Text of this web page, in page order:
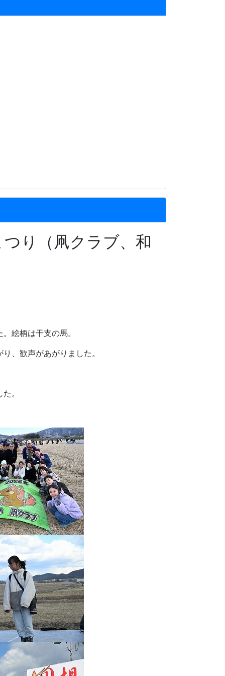
り（凧クラブ、和
絵柄は干支の馬。
、歓声があがりました。
。